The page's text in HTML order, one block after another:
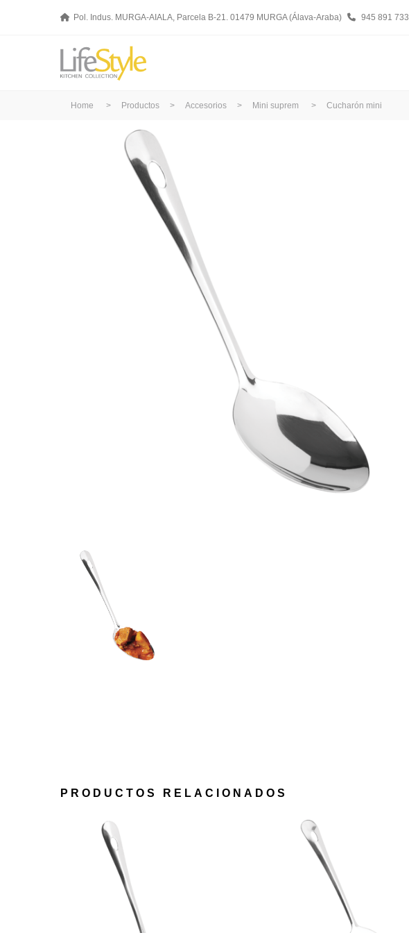
Pol. Indus. MURGA-AIALA, Parcela B-21. 01479 MURGA (Álava-Araba) 945 891 733
Home > Productos > Accesorios > Mini suprem > Cucharón mini
PRODUCTOS RELACIONADOS